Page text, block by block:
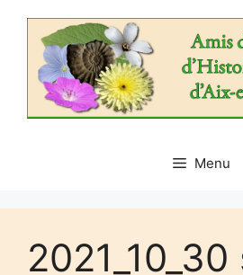
contenu
Menu